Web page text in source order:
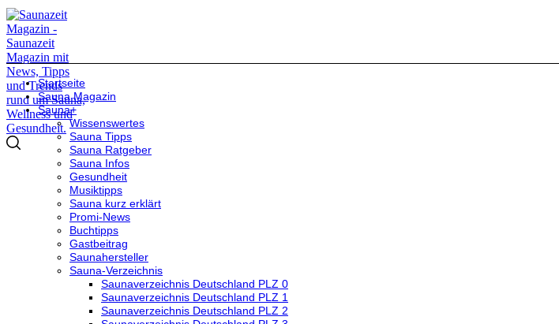
Startseite
Sauna Magazin
Sauna+
Wissenswertes
Sauna Tipps
Sauna Ratgeber
Sauna Infos
Gesundheit
Musiktipps
Sauna kurz erklärt
Promi-News
Buchtipps
Gastbeitrag
Saunahersteller
Sauna-Verzeichnis
Saunaverzeichnis Deutschland PLZ 0
Saunaverzeichnis Deutschland PLZ 1
Saunaverzeichnis Deutschland PLZ 2